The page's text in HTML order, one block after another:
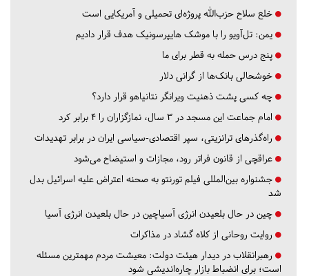
خلع سلاح حزب‌الله پروژه‌ای تحمیلی و آمریکایی است
یمن: تل‌آویو را با موشک هایپرسونیک هدف قرار دادیم
پنج درس‌ حمله به قطر برای ما
خوشحالی بانک‌ها از گرانی دلار
چه کسی پشت ذهنیت ویرانگر نتانیاهو قرار دارد؟
امام جماعت این مسجد در ۳ سال، نمازگزاران را ۴ برابر کرد
راه‌گذرهای ترانزیتی، سپر اقتصادی-سیاسی ایران در برابر تهدیدات
عراقچی از قانون فراتر رود، مجازات و استیضاح می‌شود
جشنواره بین‌المللی فیلم تورنتو به صحنه اعتراض علیه اسرائیل بدل
شد
چین در حال بلعیدن انرژی آسیاچین در حال بلعیدن انرژی آسیا
روایت روحانی از کلاه گشاد در مذاکرات
رهبرانقلاب در دیدار هیئت دولت: معیشت مردم مهمترین مسئله
است؛ برای انضباط بازار چاره‌اندیشی شود